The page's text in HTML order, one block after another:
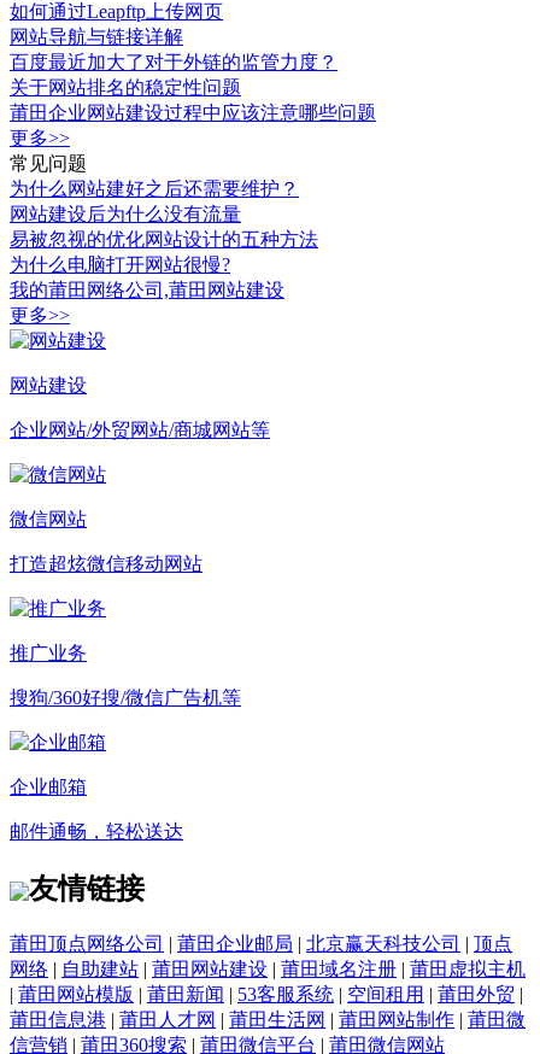
如何通过Leapftp上传网页
网站导航与链接详解
百度最近加大了对于外链的监管力度？
关于网站排名的稳定性问题
莆田企业网站建设过程中应该注意哪些问题
更多>>
常见问题
为什么网站建好之后还需要维护？
网站建设后为什么没有流量
易被忽视的优化网站设计的五种方法
为什么电脑打开网站很慢?
我的莆田网络公司,莆田网站建设
更多>>
网站建设
企业网站/外贸网站/商城网站等
微信网站
打造超炫微信移动网站
推广业务
搜狗/360好搜/微信广告机等
企业邮箱
邮件通畅，轻松送达
友情链接
莆田顶点网络公司 | 莆田企业邮局 | 北京赢天科技公司 | 顶点
网络 | 自助建站 | 莆田网站建设 | 莆田域名注册 | 莆田虚拟主机
| 莆田网站模版 | 莆田新闻 | 53客服系统 | 空间租用 | 莆田外贸 |
莆田信息港 | 莆田人才网 | 莆田生活网 | 莆田网站制作 | 莆田微
信营销 | 莆田360搜索 | 莆田微信平台 | 莆田微信网站